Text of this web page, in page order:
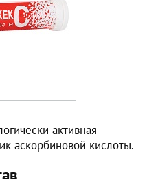
активная
аскорбиновой кислоты.